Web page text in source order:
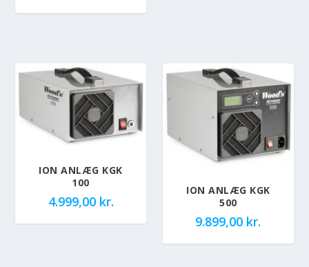
ION ANLÆG KGK
100
4.999,00 kr.
ION ANLÆG KGK
500
9.899,00 kr.